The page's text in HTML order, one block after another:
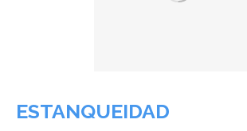
ESTANQUEIDAD